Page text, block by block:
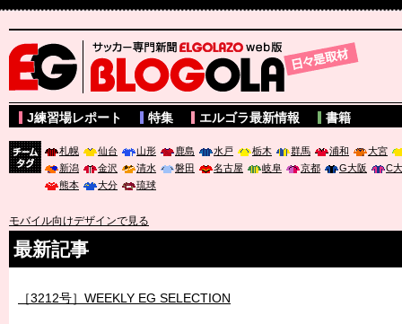
サッカー専門新聞ELGOLAZO web版 BLOGOLA
J練習場レポート 特集 エルゴラ最新情報 書籍
札幌 仙台 山形 鹿島 水戸 栃木 群馬 浦和
大宮
新潟
金沢 清水 磐田 名古屋 岐阜 京都 G大阪
C
熊本
大分 琉球
モバイル向けデザインで見る
最新記事